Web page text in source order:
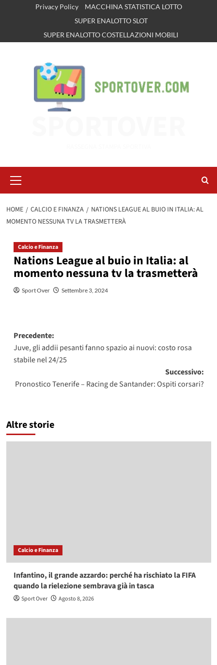
Privacy Policy
MACCHINA STATISTICA LOTTO
SUPER ENALOTTO SLOT
SUPER ENALOTTO COSTELLAZIONI MOBILI
principale
HOME CALCIO E FINANZA
NATIONS LEAGUE AL BUIO IN ITALIA: AL
MOMENTO NESSUNA TV LA TRASMETTERÀ
Calcio e Finanza
Nations League al buio in Italia: al
momento nessuna tv la trasmetterà
Sport Over Settembre 3, 2024
Navigazione
articolo
Precedente:
Juve, gli addii pesanti fanno spazio ai nuovi: costo rosa
stabile nel 24/25
Successivo:
Pronostico Tenerife – Racing de Santander: Ospiti corsari?
Altre storie
Calcio e Finanza
Infantino, il grande azzardo: perché ha rischiato la FIFA
quando la rielezione sembrava già in tasca
Sport Over Agosto 8, 2026